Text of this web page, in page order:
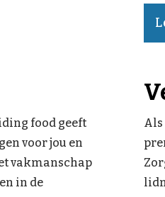
food geeft
voor jou en
vakmanschap
in de
Als